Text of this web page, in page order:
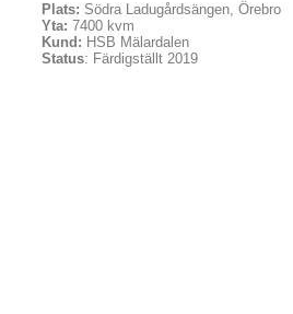
Plats: Södra Ladugårdsängen, Örebro
Yta: 7400 kvm
Kund: HSB Mälardalen
Status: Färdigställt 2019